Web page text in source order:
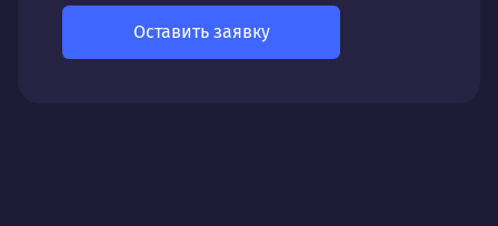
Оставить заявку